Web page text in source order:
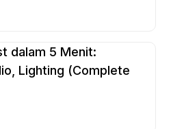
dalam 5 Menit:
Lighting (Complete